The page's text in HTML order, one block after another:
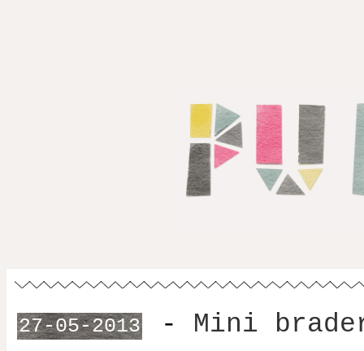
27-05-2013 - Mini